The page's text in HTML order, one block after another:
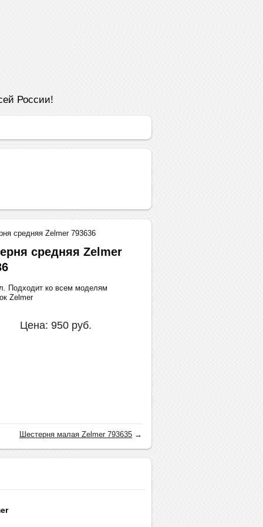
России!
средняя Zelmer 793636
средняя Zelmer
Подходит ко всем моделям
Zelmer
Цена: 950 руб.
Шестерня малая Zelmer 793635 →